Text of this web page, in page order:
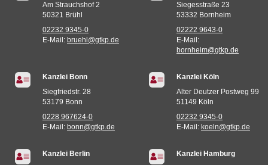
Am Strauchshof 2
50321 Brühl
02232 9345-0
E-Mail: bruehl@gtkp.de
Siegesstraße 23
53332 Bornheim
02222 9643-0
E-Mail:
bornheim@gtkp.de
Kanzlei Bonn
Siegfriedstr. 28
53179 Bonn
0228 967624-0
E-Mail: bonn@gtkp.de
Kanzlei Köln
Alter Deutzer Postweg 99
51149 Köln
02232 9345-0
E-Mail: koeln@gtkp.de
Kanzlei Berlin
Kanzlei Hamburg